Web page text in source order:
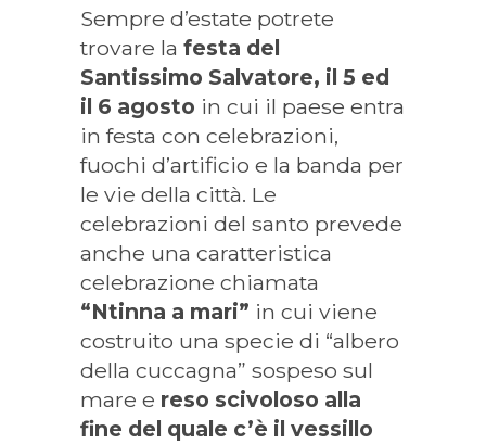
Sempre d’estate potrete
trovare la festa del
Santissimo Salvatore, il 5 ed
il 6 agosto in cui il paese entra
in festa con celebrazioni,
fuochi d’artificio e la banda per
le vie della città. Le
celebrazioni del santo prevede
anche una caratteristica
celebrazione chiamata
“Ntinna a mari” in cui viene
costruito una specie di “albero
della cuccagna” sospeso sul
mare e reso scivoloso alla
fine del quale c’è il vessillo